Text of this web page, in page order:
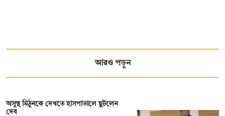
আরও পড়ুন
অসুস্থ মিঠুনকে দেখতে হাসপাতালে ছুটলেন
দেব